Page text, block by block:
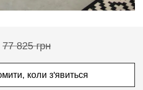
77 825 грн
коли з'явиться